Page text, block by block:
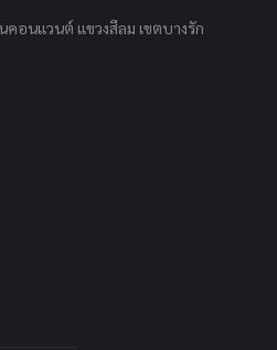
อนแวนต์ แขวงสีลม เขตบางรัก